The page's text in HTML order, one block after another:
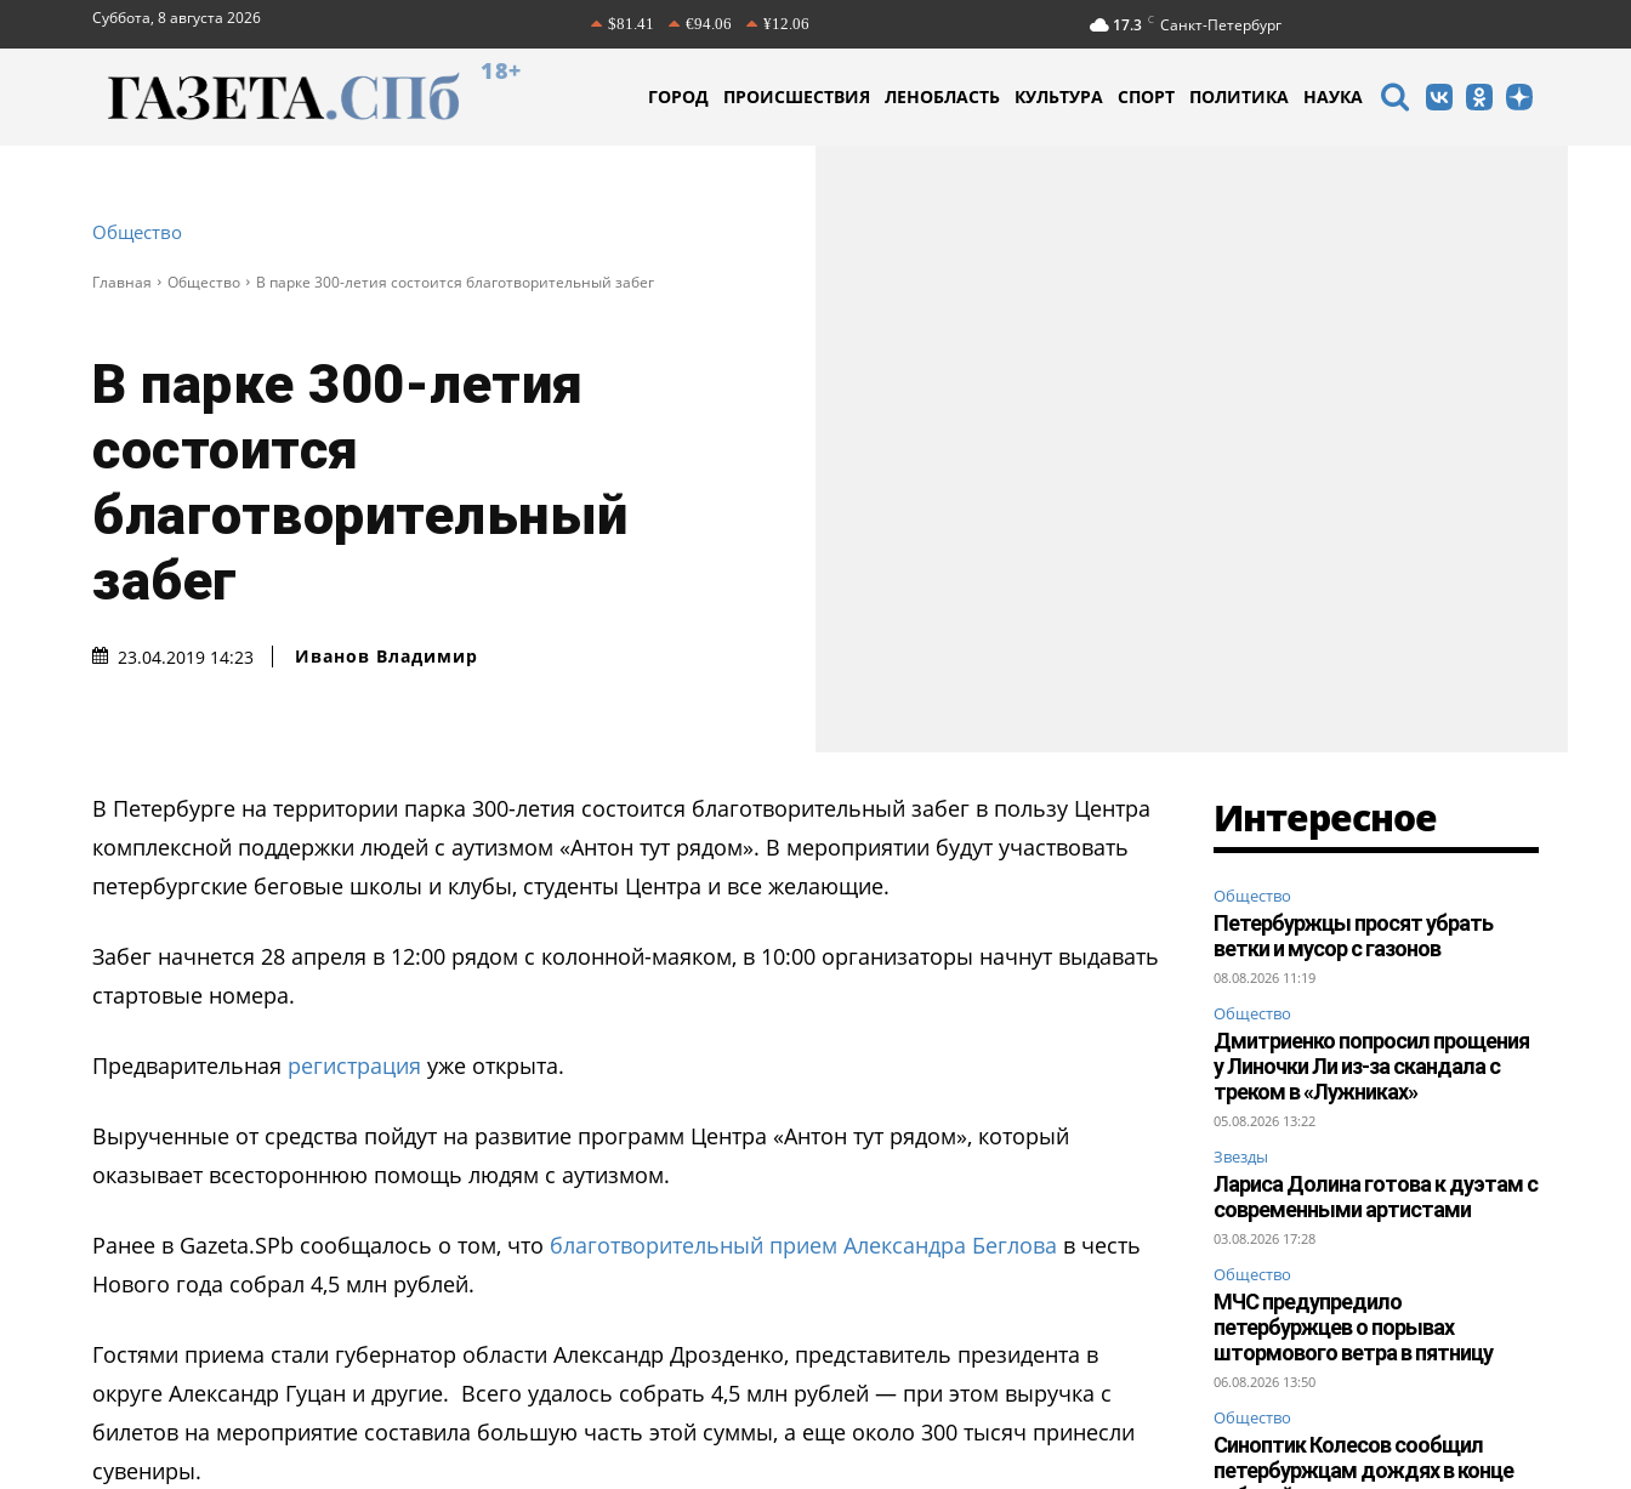
Суббота, 8 августа 2026 $81.41 €94.06 ¥12.06 17.3 C Санкт-Петербург
18+
ГОРОД ПРОИСШЕСТВИЯ ЛЕНОБЛАСТЬ КУЛЬТУРА СПОРТ ПОЛИТИКА НАУКА
Общество
Главная Общество В парке 300-летия состоится благотворительный забег
В парке 300-летия
состоится
благотворительный
забег
23.04.2019 14:23 Иванов Владимир
В Петербурге на территории парка 300-летия состоится благотворительный забег в пользу Центра
комплексной поддержки людей с аутизмом «Антон тут рядом». В мероприятии будут участвовать
петербургские беговые школы и клубы, студенты Центра и все желающие.
Забег начнется 28 апреля в 12:00 рядом с колонной-маяком, в 10:00 организаторы начнут выдавать
стартовые номера.
Предварительная регистрация уже открыта.
Вырученные от средства пойдут на развитие программ Центра «Антон тут рядом», который
оказывает всестороннюю помощь людям с аутизмом.
Ранее в Gazeta.SPb сообщалось о том, что благотворительный прием Александра Беглова в честь
Нового года собрал 4,5 млн рублей.
Гостями приема стали губернатор области Александр Дрозденко, представитель президента в
округе Александр Гуцан и другие. Всего удалось собрать 4,5 млн рублей — при этом выручка с
билетов на мероприятие составила большую часть этой суммы, а еще около 300 тысяч принесли
сувениры.
Интересное
Общество
Петербуржцы просят убрать
ветки и мусор с газонов
08.08.2026 11:19
Общество
Дмитриенко попросил прощения
у Линочки Ли из-за скандала с
треком в «Лужниках»
05.08.2026 13:22
Звезды
Лариса Долина готова к дуэтам с
современными артистами
03.08.2026 17:28
Общество
МЧС предупредило
петербуржцев о порывах
штормового ветра в пятницу
06.08.2026 13:50
Общество
Синоптик Колесов сообщил
петербуржцам дождях в конце